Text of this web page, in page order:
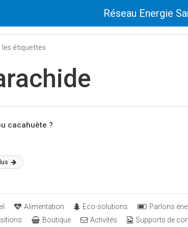
Réseau Energie
les étiquettes
cacahuète ?
Alimentation Eco-solutions Parlons
Boutique Activités Supports de